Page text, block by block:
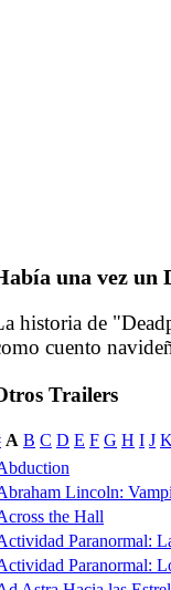
una vez un
historia de
cuento
Trailers
A B C D E F G H I J
Lincoln:
the Hall
Paranormal:
Paranormal: